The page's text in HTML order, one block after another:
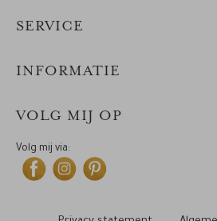
SERVICE
INFORMATIE
VOLG MIJ OP
Volg mij via: